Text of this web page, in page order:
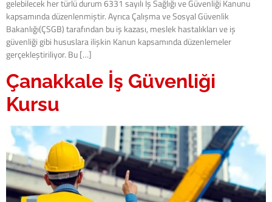
gelebilecek her türlü durum 6331 sayılı İş Sağlığı ve Güvenliği Kanunu
kapsamında düzenlenmiştir. Ayrıca Çalışma ve Sosyal Güvenlik
Bakanlığı(ÇSGB) tarafından bu iş kazası, meslek hastalıkları ve iş
güvenliği gibi hususlara ilişkin Kanun kapsamında düzenlemeler
gerçekleştiriliyor. Bu […]
Çanakkale İş Güvenliği
Kursu